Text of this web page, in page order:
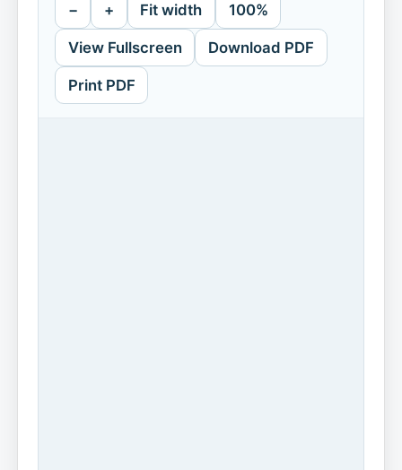
− + Fit width 100%
View Fullscreen Download PDF
Print PDF